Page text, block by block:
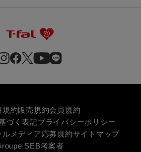
規約販売規約会員規約
づく表記プライバシーポリシー
ルメディア応募規約サイトマップ
SEB考案者